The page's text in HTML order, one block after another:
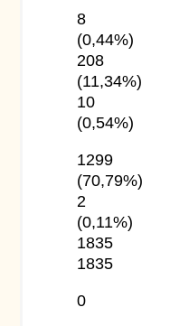
8
(0,44%)
208
(11,34%)
10
(0,54%)
1299
(70,79%)
2
(0,11%)
1835
1835
0